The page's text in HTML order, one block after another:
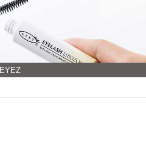
EYEZ